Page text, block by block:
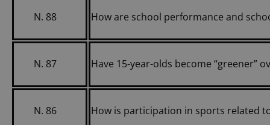
N. 88 How are school performance and
N. 87 Have 15-year-olds become “greener”
N. 86 How is participation in sports related